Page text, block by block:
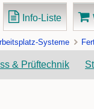
Info-Liste
Systeme
& Prüftechnik